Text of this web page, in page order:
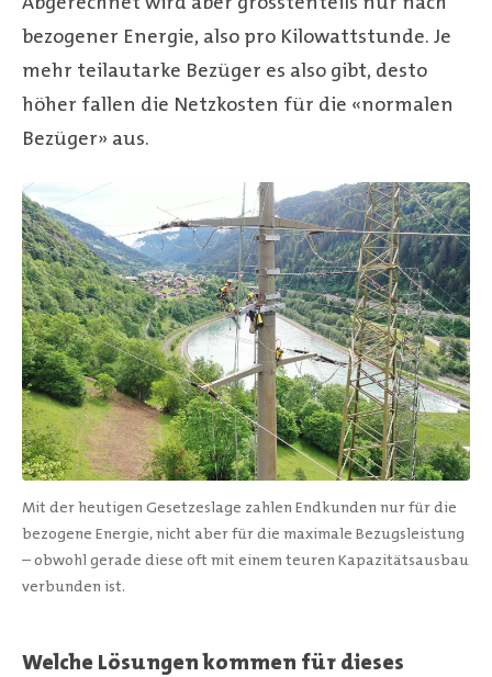
bezogener Energie, also pro Kilowattstunde. Je
mehr teilautarke Bezüger es also gibt, desto
höher fallen die Netzkosten für die «normalen
Bezüger» aus.
Mit der heutigen Gesetzeslage zahlen Endkunden nur für die
bezogene Energie, nicht aber für die maximale Bezugsleistung
– obwohl gerade diese oft mit einem teuren Kapazitätsausbau
verbunden ist.
Welche Lösungen kommen für dieses